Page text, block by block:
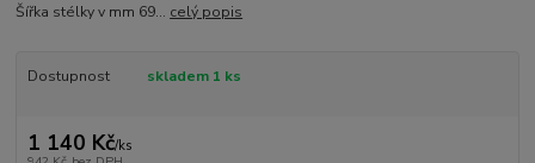
Šířka stélky v mm 69... celý popis
Dostupnost skladem 1 ks
1 140 Kč/ks